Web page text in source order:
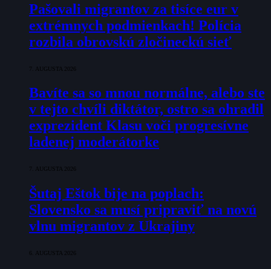
Pašovali migrantov za tisíce eur v
extrémnych podmienkach! Polícia
rozbila obrovskú zločineckú sieť
7. AUGUSTA 2026
Bavíte sa so mnou normálne, alebo ste
v tejto chvíli diktátor, ostro sa ohradil
exprezident Klasu voči progresívne
ladenej moderátorke
7. AUGUSTA 2026
Šutaj Eštok bije na poplach:
Slovensko sa musí pripraviť na novú
vlnu migrantov z Ukrajiny
6. AUGUSTA 2026